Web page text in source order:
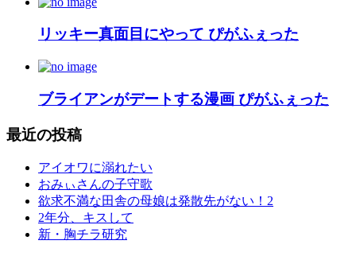
リッキー真面目にやって ぴがふぇった
ブライアンがデートする漫画 ぴがふぇった
最近の投稿
アイオワに溺れたい
おみぃさんの子守歌
欲求不満な田舎の母娘は発散先がない！2
2年分、キスして
新・胸チラ研究